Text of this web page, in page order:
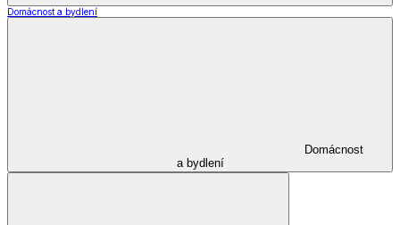
Domácnost a bydlení
Domácnost
a bydlení